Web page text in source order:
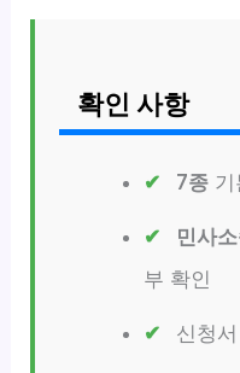
확인 사항
7종기
민사
부 확인
신청